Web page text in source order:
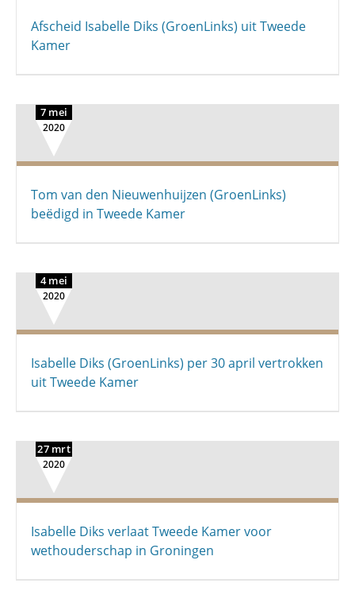
Afscheid Isabelle Diks (GroenLinks) uit Tweede
Kamer
7 mei
2020
Tom van den Nieuwenhuijzen (GroenLinks)
beëdigd in Tweede Kamer
4 mei
2020
Isabelle Diks (GroenLinks) per 30 april vertrokken
uit Tweede Kamer
27 mrt
2020
Isabelle Diks verlaat Tweede Kamer voor
wethouderschap in Groningen